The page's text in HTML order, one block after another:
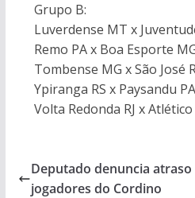
Grupo B:
Luverdense MT x
Remo PA x Boa Esporte
Tombense MG x São José
Ypiranga RS x Paysandu PA
Volta Redonda RJ x Atlético
Deputado denuncia
jogadores do Cordino